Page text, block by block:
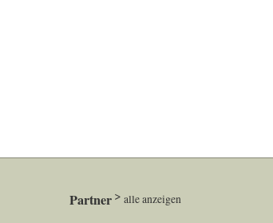
Partner alle anzeigen